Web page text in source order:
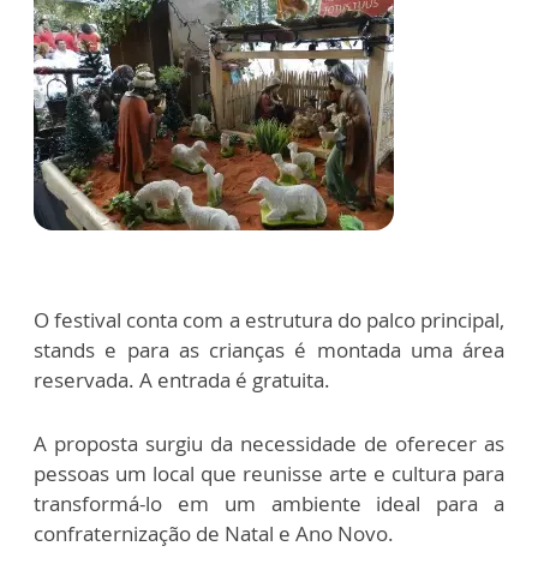
O festival conta com a estrutura do palco principal,
stands e para as crianças é montada uma área
reservada. A entrada é gratuita.
A proposta surgiu da necessidade de oferecer as
pessoas um local que reunisse arte e cultura para
transformá-lo em um ambiente ideal para a
confraternização de Natal e Ano Novo.